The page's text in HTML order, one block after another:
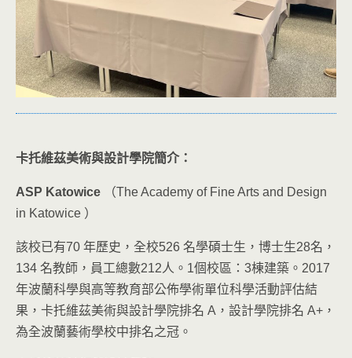
卡托維茲美術與設計學院簡介：
ASP Katowice （The Academy of Fine Arts and Design
in Katowice ）
該校已有70 年歷史，全校526 名學碩士生，博士生28名，
134 名教師，員工總數212人。1個校區：3棟建築。2017
年波蘭科學與高等教育部公佈學術單位科學活動評估結
果，卡托維茲美術與設計學院排名 A，設計學院排名 A+，
為全波蘭藝術學校中排名之冠。